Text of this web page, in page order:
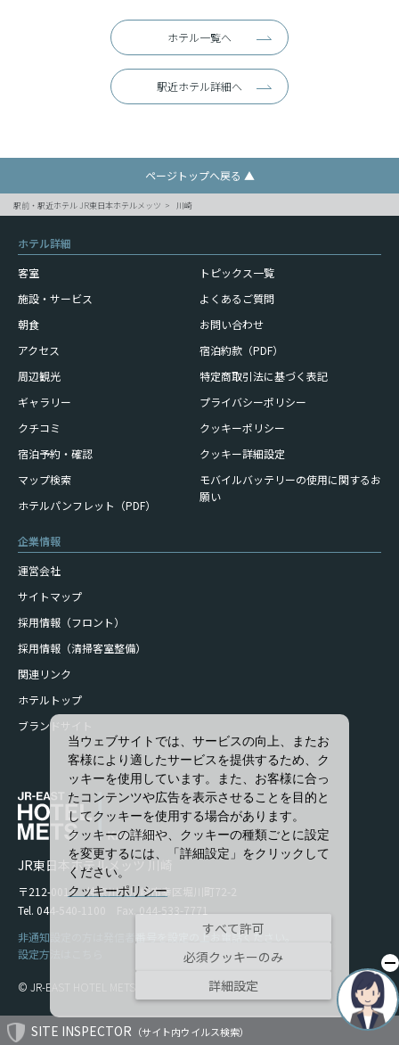
ホテル一覧へ
駅近ホテル詳細へ
ページトップへ戻る ▲
駅前・駅近ホテル JR東日本ホテルメッツ 川崎
ホテル詳細
客室
施設・サービス
朝食
アクセス
周辺観光
ギャラリー
クチコミ
宿泊予約・確認
マップ検索
ホテルパンフレット（PDF）
トピックス一覧
よくあるご質問
お問い合わせ
宿泊約款（PDF）
特定商取引法に基づく表記
プライバシーポリシー
クッキーポリシー
クッキー詳細設定
モバイルバッテリーの使用に関するお
願い
企業情報
運営会社
サイトマップ
採用情報（フロント）
採用情報（清掃客室整備）
関連リンク
ホテルトップ
ブランドサイト
JR東日本ホテルメッツ 川崎
〒212-0013 神奈川県川崎市幸区堀川町72-2
Tel. 044-540-1100 Fax. 044-533-7771
非通知設定の方は発信者番号を設定の上お電話ください。
設定方法はこちら
© JR-EAST HOTEL METS
SITE INSPECTOR （サイト内ウイルス検索）
当ウェブサイトでは、サービスの向上、またお
客様により適したサービスを提供するため、ク
ッキーを使用しています。また、お客様に合っ
たコンテンツや広告を表示させることを目的と
してクッキーを使用する場合があります。
クッキーの詳細や、クッキーの種類ごとに設定
を変更するには、「詳細設定」をクリックして
ください。
クッキーポリシー
すべて許可
必須クッキーのみ
詳細設定